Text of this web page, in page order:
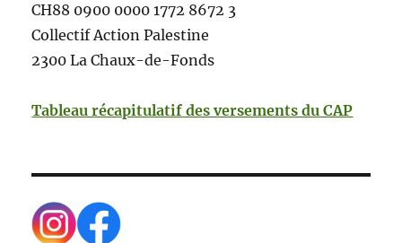
CH88 0900 0000 1772 8672 3
Collectif Action Palestine
2300 La Chaux-de-Fonds
Tableau récapitulatif des versements du CAP